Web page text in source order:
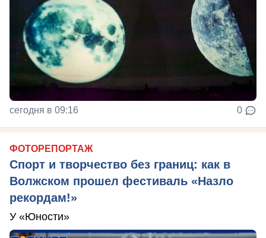
сегодня в 09:16 0
ФОТОРЕПОРТАЖ
Спорт и творчество без границ: как в
Волжском прошел фестиваль «Назло
рекордам!»
У «Юности»